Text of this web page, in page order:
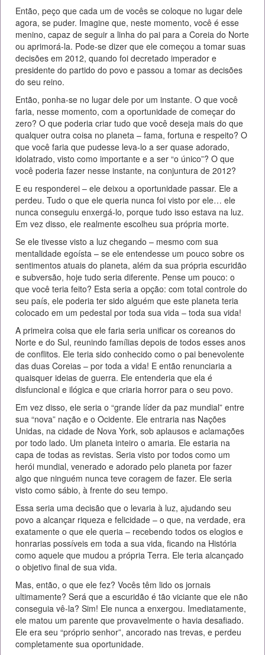
Então, peço que cada um de vocês se coloque no lugar dele
agora, se puder. Imagine que, neste momento, você é esse
menino, capaz de seguir a linha do pai para a Coreia do Norte
ou aprimorá-la. Pode-se dizer que ele começou a tomar suas
decisões em 2012, quando foi decretado imperador e
presidente do partido do povo e passou a tomar as decisões
do seu reino.
Então, ponha-se no lugar dele por um instante. O que você
faria, nesse momento, com a oportunidade de começar do
zero? O que poderia criar tudo que você deseja mais do que
qualquer outra coisa no planeta – fama, fortuna e respeito? O
que você faria que pudesse leva-lo a ser quase adorado,
idolatrado, visto como importante e a ser “o único”? O que
você poderia fazer nesse instante, na conjuntura de 2012?
E eu responderei – ele deixou a oportunidade passar. Ele a
perdeu. Tudo o que ele queria nunca foi visto por ele… ele
nunca conseguiu enxergá-lo, porque tudo isso estava na luz.
Em vez disso, ele realmente escolheu sua própria morte.
Se ele tivesse visto a luz chegando – mesmo com sua
mentalidade egoísta – se ele entendesse um pouco sobre os
sentimentos atuais do planeta, além da sua própria escuridão
e subversão, hoje tudo seria diferente. Pense um pouco: o
que você teria feito? Esta seria a opção: com total controle do
seu país, ele poderia ter sido alguém que este planeta teria
colocado em um pedestal por toda sua vida – toda sua vida!
A primeira coisa que ele faria seria unificar os coreanos do
Norte e do Sul, reunindo famílias depois de todos esses anos
de conflitos. Ele teria sido conhecido como o pai benevolente
das duas Coreias – por toda a vida! E então renunciaria a
quaisquer ideias de guerra. Ele entenderia que ela é
disfuncional e ilógica e que criaria horror para o seu povo.
Em vez disso, ele seria o “grande líder da paz mundial” entre
sua “nova” nação e o Ocidente. Ele entraria nas Nações
Unidas, na cidade de Nova York, sob aplausos e aclamações
por todo lado. Um planeta inteiro o amaria. Ele estaria na
capa de todas as revistas. Seria visto por todos como um
herói mundial, venerado e adorado pelo planeta por fazer
algo que ninguém nunca teve coragem de fazer. Ele seria
visto como sábio, à frente do seu tempo.
Essa seria uma decisão que o levaria à luz, ajudando seu
povo a alcançar riqueza e felicidade – o que, na verdade, era
exatamente o que ele queria – recebendo todos os elogios e
honrarias possíveis em toda a sua vida, ficando na História
como aquele que mudou a própria Terra. Ele teria alcançado
o objetivo final de sua vida.
Mas, então, o que ele fez? Vocês têm lido os jornais
ultimamente? Será que a escuridão é tão viciante que ele não
conseguia vê-la? Sim! Ele nunca a enxergou. Imediatamente,
ele matou um parente que provavelmente o havia desafiado.
Ele era seu “próprio senhor”, ancorado nas trevas, e perdeu
completamente sua oportunidade.